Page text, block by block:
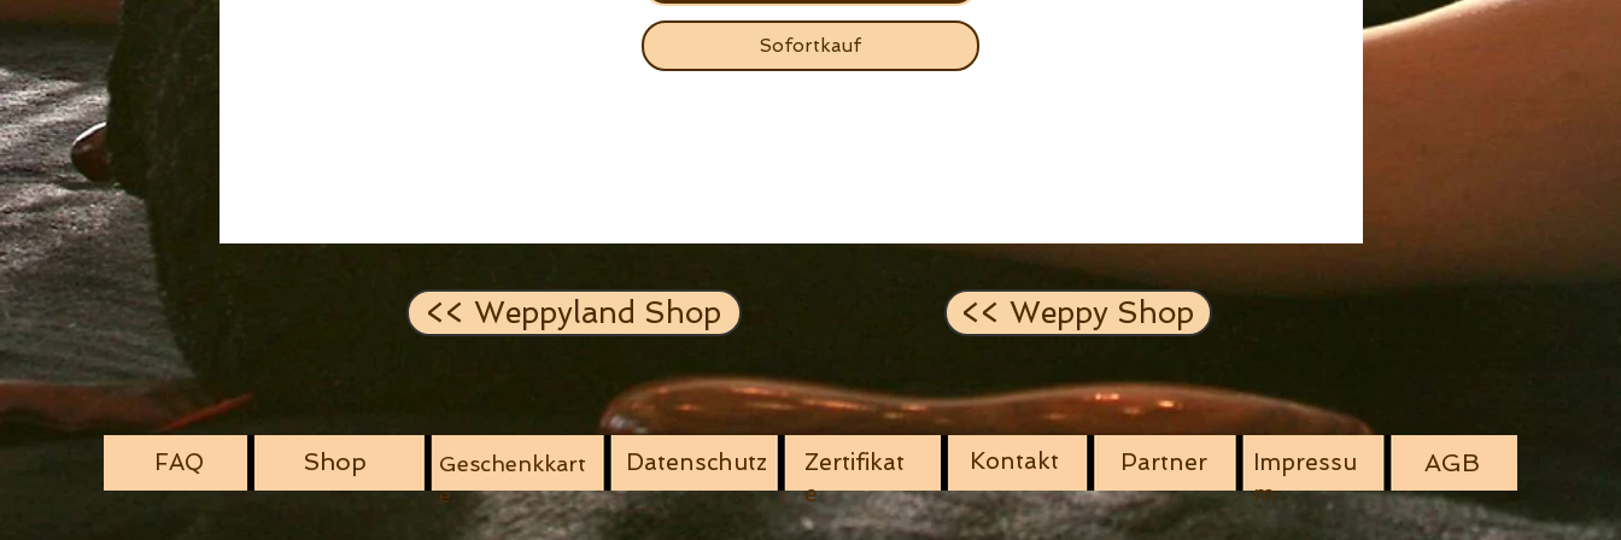
Weppy.
Maske S
● Hochwertiges echtes Leder
● Die Größe ist verstellbar
● Änderung von Form und Funktion
● Mehrere Accessoires in einem
● Maske
Sofortkauf
<< Weppyland Shop << Weppy Shop
FAQ Datenschutz
Geschenkkart
e
Shop
Zertifikat
e
Kontakt Partner
Impressu
m
AGB